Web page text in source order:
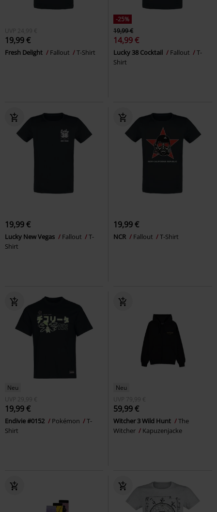
UVP 24,99 €
19,99 €
Fresh Delight Fallout T-Shirt
-25%
19,99 €
14,99 €
Lucky 38 Cocktail Fallout
T-
Shirt
19,99 €
Lucky New Vegas Fallout
T-
Shirt
19,99 €
NCR Fallout T-Shirt
Neu
UVP
29,99 €
19,99 €
Endivie #0152 Pokémon
T-
Shirt
Neu
UVP
79,99 €
59,99 €
Witcher 3 Wild Hunt
The
Witcher
Kapuzenjacke